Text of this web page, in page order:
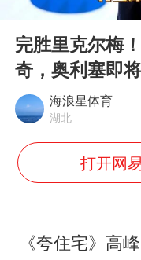
完胜里克尔梅
奇，奥利塞即
海浪星体育
湖北
打开网
《夸住宅》高